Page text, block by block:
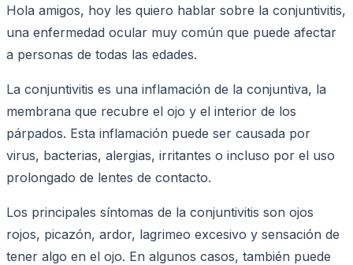
Hola amigos, hoy les quiero hablar sobre la conjuntivitis,
una enfermedad ocular muy común que puede afectar
a personas de todas las edades.
La conjuntivitis es una inflamación de la conjuntiva, la
membrana que recubre el ojo y el interior de los
párpados. Esta inflamación puede ser causada por
virus, bacterias, alergias, irritantes o incluso por el uso
prolongado de lentes de contacto.
Los principales síntomas de la conjuntivitis son ojos
rojos, picazón, ardor, lagrimeo excesivo y sensación de
tener algo en el ojo. En algunos casos, también puede